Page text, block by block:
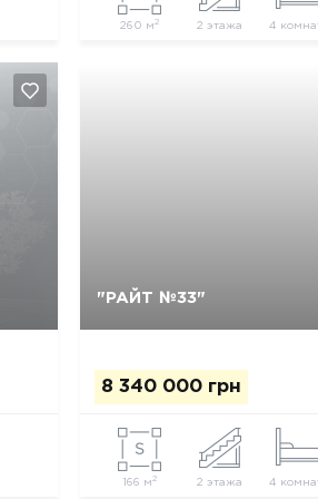
260 м2 2 этажа 4
"РАЙТ №33"
8 340 000 грн
166 м2 2 этажа 4